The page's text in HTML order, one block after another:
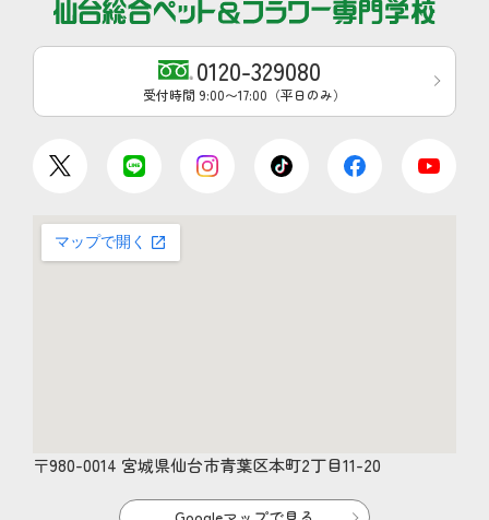
0120-329080
受付時間 9:00〜17:00（平日のみ）
〒980-0014 宮城県仙台市青葉区本町2丁目11-20